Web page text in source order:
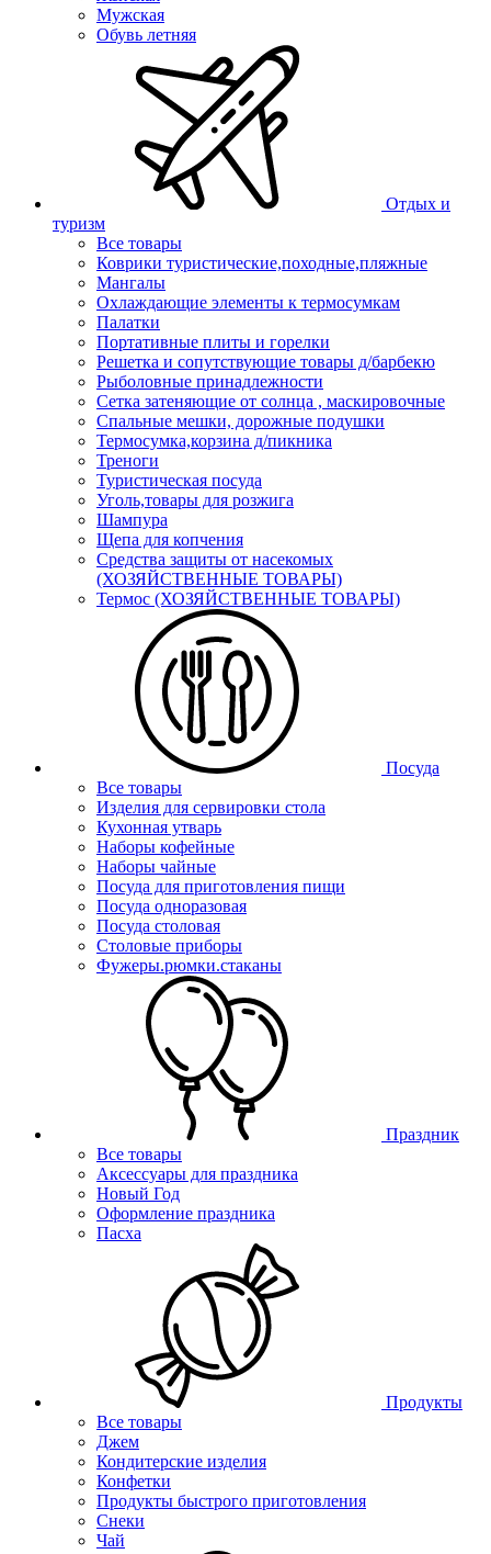
Мужская
Обувь летняя
Отдых и
туризм
Все товары
Коврики туристические,походные,пляжные
Мангалы
Охлаждающие элементы к термосумкам
Палатки
Портативные плиты и горелки
Решетка и сопутствующие товары д/барбекю
Рыболовные принадлежности
Сетка затеняющие от солнца , маскировочные
Спальные мешки, дорожные подушки
Термосумка,корзина д/пикника
Треноги
Туристическая посуда
Уголь,товары для розжига
Шампура
Щепа для копчения
Средства защиты от насекомых
(ХОЗЯЙСТВЕННЫЕ ТОВАРЫ)
Термос (ХОЗЯЙСТВЕННЫЕ ТОВАРЫ)
Посуда
Все товары
Изделия для сервировки стола
Кухонная утварь
Наборы кофейные
Наборы чайные
Посуда для приготовления пищи
Посуда одноразовая
Посуда столовая
Столовые приборы
Фужеры.рюмки.стаканы
Праздник
Все товары
Аксессуары для праздника
Новый Год
Оформление праздника
Пасха
Продукты
Все товары
Джем
Кондитерские изделия
Конфетки
Продукты быстрого приготовления
Снеки
Чай